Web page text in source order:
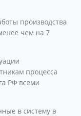
производства
чем на 7
процесса
РФ всеми
в систему в